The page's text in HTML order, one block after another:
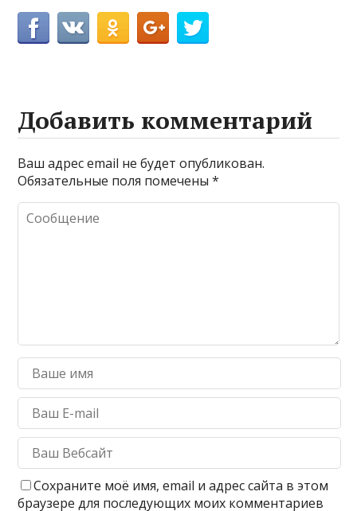
Добавить комментарий
Ваш адрес email не будет опубликован.
Обязательные поля помечены*
Сохраните моё имя, email и адрес сайта в этом
браузере для последующих моих комментариев